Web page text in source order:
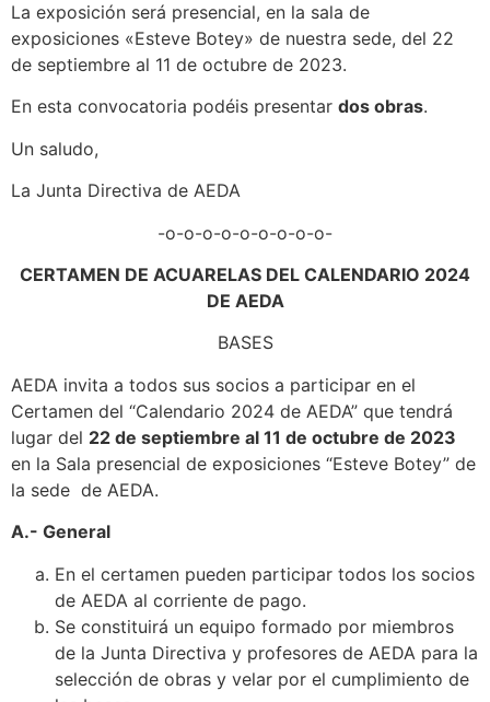
La exposición será presencial, en la sala de
exposiciones «Esteve Botey» de nuestra sede, del 22
de septiembre al 11 de octubre de 2023.
En esta convocatoria podéis presentar dos obras.
Un saludo,
La Junta Directiva de AEDA
-o-o-o-o-o-o-o-o-o-
CERTAMEN DE ACUARELAS DEL CALENDARIO 2024
DE AEDA
BASES
AEDA invita a todos sus socios a participar en el
Certamen del “Calendario 2024 de AEDA” que tendrá
lugar del 22 de septiembre al 11 de octubre de 2023
en la Sala presencial de exposiciones “Esteve Botey” de
la sede de AEDA.
A.- General
En el certamen pueden participar todos los socios
de AEDA al corriente de pago.
Se constituirá un equipo formado por miembros
de la Junta Directiva y profesores de AEDA para la
selección de obras y velar por el cumplimiento de